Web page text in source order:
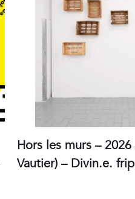
Hors les murs –
Vautier) – Divin.e.